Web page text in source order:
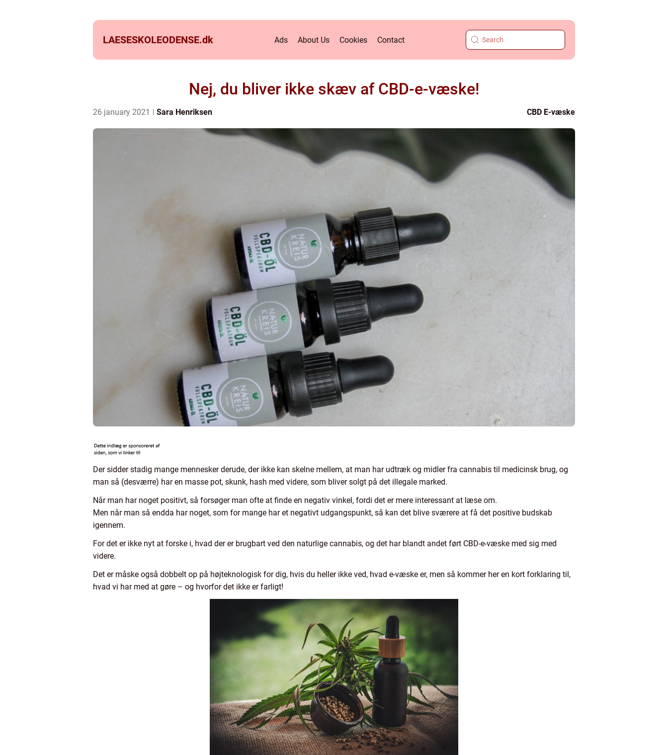
LAESESKOLEODENSE.dk Ads About Us Cookies Contact
Nej, du bliver ikke skæv af CBD-e-væske!
26 january 2021 Sara Henriksen CBD E-væske
Der sidder stadig mange mennesker derude, der ikke kan skelne mellem, at man har udtræk og midler fra cannabis til medicinsk brug, og
man så (desværre) har en masse pot, skunk, hash med videre, som bliver solgt på det illegale marked.
Når man har noget positivt, så forsøger man ofte at finde en negativ vinkel, fordi det er mere interessant at læse om.
Men når man så endda har noget, som for mange har et negativt udgangspunkt, så kan det blive sværere at få det positive budskab
igennem.
For det er ikke nyt at forske i, hvad der er brugbart ved den naturlige cannabis, og det har blandt andet ført CBD-e-væske med sig med
videre.
Det er måske også dobbelt op på højteknologisk for dig, hvis du heller ikke ved, hvad e-væske er, men så kommer her en kort forklaring til,
hvad vi har med at gøre – og hvorfor det ikke er farligt!